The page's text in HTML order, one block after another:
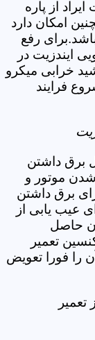
از پاره
امکان دارد
رفع
ایندزیت در
خرابی میکرو
فرایند
برق داشتن
موتور و
برق داشتن
عیب یابی از
حاصل
تعمیر
را فورا تعویض